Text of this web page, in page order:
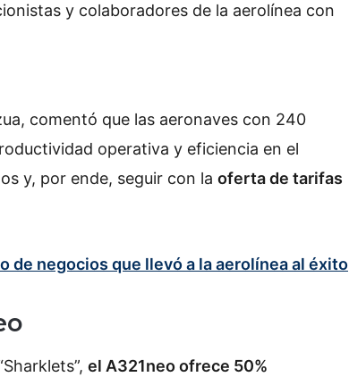
y colaboradores de la aerolínea con
comentó que las aeronaves con 240
operativa y eficiencia en el
y, por ende, seguir con la oferta de tarifas
de negocios que llevó a la aerolínea al éxito
el A321neo ofrece 50%